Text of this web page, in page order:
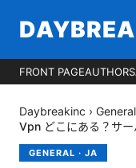
FRONT PAGEAUTHORS
Daybreakinc › General
Vpn どこにある？サ
GENERAL · JA